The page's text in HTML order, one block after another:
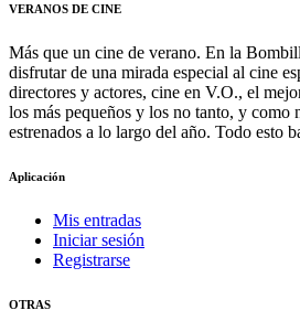
VERANOS DE CINE
Más que un cine de verano. En la
disfrutar de una mirada especial al cine
directores y actores, cine en V.O., el
los más pequeños y los no tanto, y como
estrenados a lo largo del año. Todo esto
Aplicación
Mis entradas
Iniciar sesión
Registrarse
OTRAS